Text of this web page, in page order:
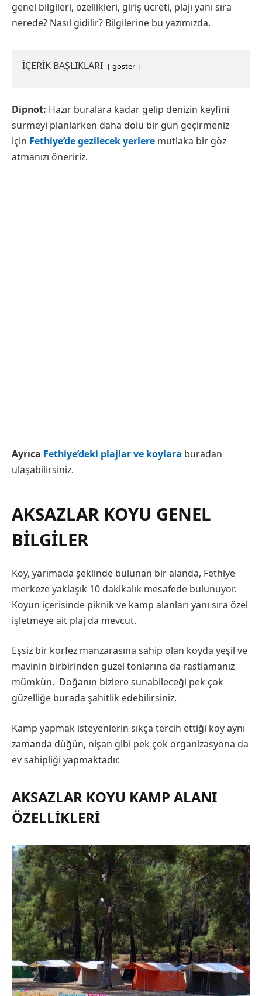
genel bilgileri, özellikleri, giriş ücreti, plajı yanı sıra
nerede? Nasıl gidilir? Bilgilerine bu yazımızda.
İÇERİK BAŞLIKLARI göster
Dipnot: Hazır buralara kadar gelip denizin keyfini
sürmeyi planlarken daha dolu bir gün geçirmeniz
için Fethiye’de gezilecek yerlere mutlaka bir göz
atmanızı öneririz.
Ayrıca Fethiye’deki plajlar ve koylara buradan
ulaşabilirsiniz.
AKSAZLAR KOYU GENEL
BILGILER
Koy, yarımada şeklinde bulunan bir alanda, Fethiye
merkeze yaklaşık 10 dakikalık mesafede bulunuyor.
Koyun içerisinde piknik ve kamp alanları yanı sıra özel
işletmeye ait plaj da mevcut.
Eşsiz bir körfez manzarasına sahip olan koyda yeşil ve
mavinin birbirinden güzel tonlarına da rastlamanız
mümkün. Doğanın bizlere sunabileceği pek çok
güzelliğe burada şahitlik edebilirsiniz.
Kamp yapmak isteyenlerin sıkça tercih ettiği koy aynı
zamanda düğün, nişan gibi pek çok organizasyona da
ev sahipliği yapmaktadır.
AKSAZLAR KOYU KAMP ALANI
ÖZELLIKLERI